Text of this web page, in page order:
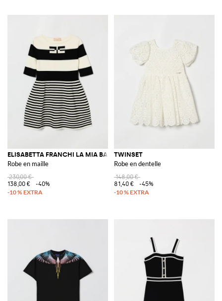
ELISABETTA FRANCHI LA MIA BAMBINA
Robe en maille
230,00 €
138,00 €
-40%
TWINSET
Robe en dentelle
148,00 €
81,40 €
-45%